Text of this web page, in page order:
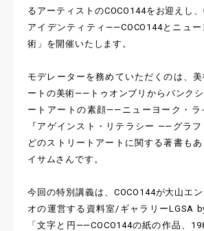
るアーティストのCOCO144をお迎えし
アイデンティティ——COCO144とニュ
術」を開催いたします。
モデレーターを務めていただくのは、
ートの美術——トゥオンブリからバンク
ートアートの素顔——ニューヨーク・ラ
『アゲインスト・リテラシー ——グラ
どのストリートアートに関する著書も
イサムさんです。
今回の特別講義は、COCO144が大山エ
オの運営する資料室/ギャラリーLGSA
「文字と円——COCO144の紙の作品、